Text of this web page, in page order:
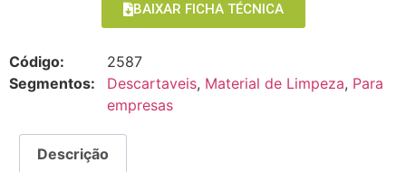
BAIXAR FICHA TÉCNICA
Código:
2587
Segmentos:
Descartaveis, Material de Limpeza, Para
empresas
Descrição